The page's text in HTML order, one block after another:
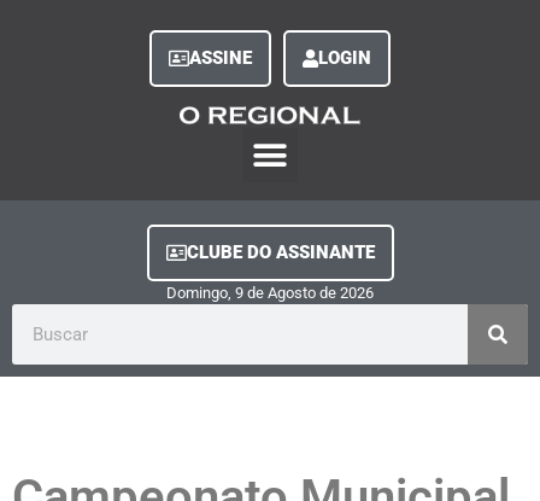
ASSINE LOGIN
CLUBE DO ASSINANTE
Domingo, 9 de Agosto de 2026